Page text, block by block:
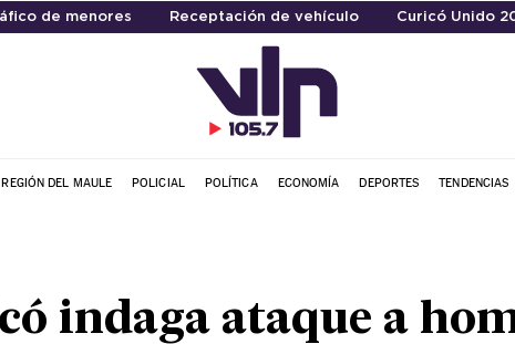
de menores Receptación de vehículo Curicó Unido
REGIÓN DEL MAULE POLICIAL POLÍTICA ECONOMÍA DEPORTES TENDENCIAS
indaga ataque a